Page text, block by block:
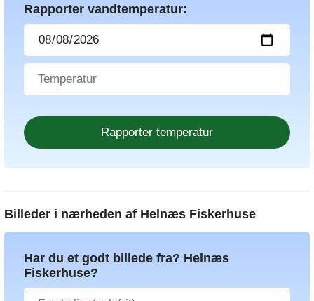
Rapporter vandtemperatur:
Billeder i nærheden af Helnæs Fiskerhuse
Har du et godt billede fra? Helnæs
Fiskerhuse?